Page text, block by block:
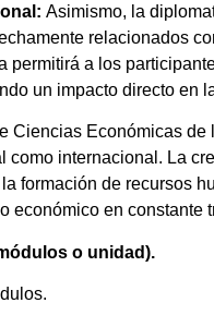
Asimismo, la
relacionados
a los
un impacto directo
Ciencias Económicas
internacional. La
formación de recursos
económico en constante
o unidad).